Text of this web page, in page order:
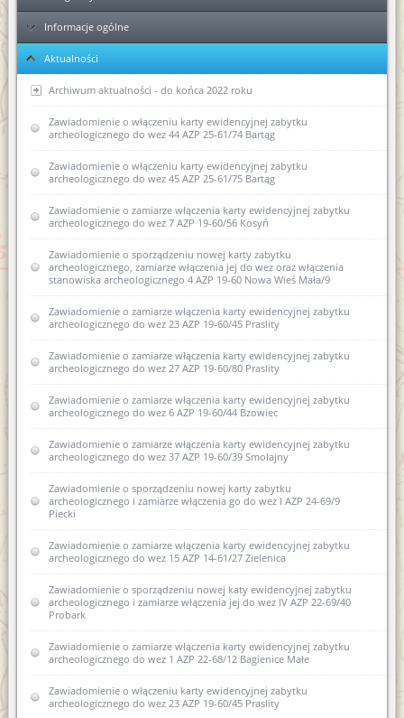
Ełk
Elbląg
Informacje ogólne
KPA - sposób postępowania podczas przyjmowania dokumentów
Ponowne wykorzystanie informacji publicznej
Kolejność rozpatrywania spraw
Skargi i wnioski
Regulaminy Urzędu
Regulamin Organizacyjny WUOZ w Olsztynie
Statut prawny
Majątek
Podstawa prawna
USTAWA o ochronie zabytków i opiece nad zabytkami (Dz.U.
2003 nr 162, poz. 1568)
USTAWA z dnia 16 kwietnia 2004 r o ochronie przyrody (Dz. U.
Nr 92, poz. 880)
USTAWA z dnia 27 marca 2003 r. o planowaniu i
zagospodarowaniu przestrzennym (Dz. U. z dnia 10 maja 2003
r.)
Rozporządzenie w sprawie oraganizacji wojewódzkich urzędów
ochrony zabytków (Dz.U. z 2004r. nr 75 poz 706)
USTAWA z dnia 29 stycznia 2004 r Prawo zamówień publicznych
(Dz. U. Nr 113, poz. 759 ze zm.)
USTAWA z dnia 7 lipca 1994 r. Prawo budowlane (Dz. U. Nr 89,
poz. 414 ze zm.)
Wykaz stanowisk WUOZ i kontakty
Elektroniczna Skrzynka Podawcza - składanie pism i wniosków
drogą elektroniczną
Kierownictwo jednostki
DEKLARACJA DOSTĘPNOŚCI
Aktualności
Archiwum aktualności - do końca 2022 roku
Zawiadomienie o wszczęciu postępowania administracyjnego w
sprawie wpisania do rejestru zabytków dawnych koszar
piechoty w Biskupcu
Zawiadomienie o zamiarze sporządzenia nowej karty
ewidencyjnej zabytku archeologicznego ujętego w
wojewódzkiej ewidencji zabytków II AZP 22-62/4
Pozwolenie w sprawie powierzchniowych badań
archeologicznych
Zmiany w Kodeksie postępowania administracyjnego
(poradnik)
Wycinka drzew od 1 stycznia 2017 r
Współpraca Generalnego Konserwatora Zabytków i Głównego
Konserwatora Przyrody
Obowiązki właścicieli i posiadaczy zabytków
Współczesne metody konserwacji budownictwa
zabytkowego - termomodernizacja
Porozumienie z dnia 28 sierpnia 2014r.
Zawiadomienie o wydaniu decyzji w sprawie wpisania do
rejestru dawnych koszar piechoty w Biskupcu
Kwalifikacje osób prowadzących prace przy zabytkach
Akty prawne regulujące prowadzenie prac przy zabytkach
wpisanych do rejestru zabytków
Decyzja w sprawie wpisu do rejestru zabytków województwa
warmińsko-mazurskiego elementów komponowanej zieleni
Śródmieścia Olsztyna
Zawiadomienie o wszczęciu postępowania administracyjnego
dotyczącego badań AZP w obr. Pomnik gm Korsze oraz w obr.
Równina Dolna gm. Korsze
Zawiadomienie o włączeniu karty ewidencyjnej zabytku do
wojewódzkiej ewidencji zabytków - XLIII AZP16-51/38
Zawiadomienie o włączeniu karty ewidencyjnej zabytku
archeologicznego do wez 44 AZP 25-61/74 Bartąg
Zawiadomienie o włączeniu karty ewidencyjnej zabytku
archeologicznego do wez 45 AZP 25-61/75 Bartąg
Zawiadomienie o zamiarze włączenia karty ewidencyjnej zabytku
archeologicznego do wez 7 AZP 19-60/56 Kosyń
Zawiadomienie o sporządzeniu nowej karty zabytku
archeologicznego, zamiarze włączenia jej do wez oraz włączenia
stanowiska archeologicznego 4 AZP 19-60 Nowa Wieś Mała/9
Zawiadomienie o zamiarze włączenia karty ewidencyjnej zabytku
archeologicznego do wez 23 AZP 19-60/45 Praslity
Zawiadomienie o zamiarze włączenia karty ewidencyjnej zabytku
archeologicznego do wez 27 AZP 19-60/80 Praslity
Zawiadomienie o zamiarze włączenia karty ewidencyjnej zabytku
archeologicznego do wez 6 AZP 19-60/44 Bzowiec
Zawiadomienie o zamiarze włączenia karty ewidencyjnej zabytku
archeologicznego do wez 37 AZP 19-60/39 Smolajny
Zawiadomienie o sporządzeniu nowej karty zabytku
archeologicznego i zamiarze włączenia go do wez I AZP 24-69/9
Piecki
Zawiadomienie o zamiarze włączenia karty ewidencyjnej zabytku
archeologicznego do wez 15 AZP 14-61/27 Zielenica
Zawiadomienie o sporządzeniu nowej katy ewidencyjnej zabytku
archeologicznego i zamiarze włączenia jej do wez IV AZP 22-69/40
Probark
Zawiadomienie o zamiarze włączenia karty ewidencyjnej zabytku
archeologicznego do wez 1 AZP 22-68/12 Bagienice Małe
Zawiadomienie o włączeniu karty ewidencyjnej zabytku
archeologicznego do wez 23 AZP 19-60/45 Praslity